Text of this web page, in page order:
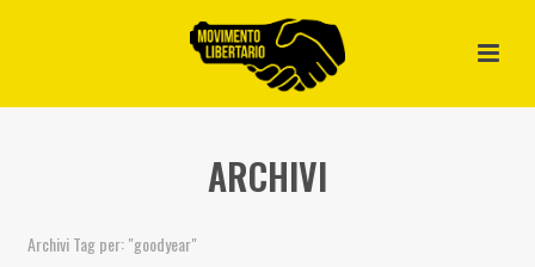
ARCHIVI
Archivi Tag per: "goodyear"